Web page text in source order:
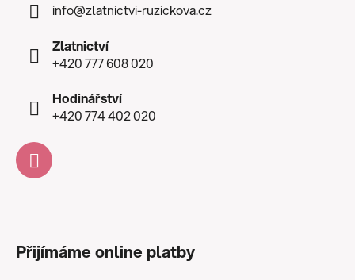
info@zlatnictvi-ruzickova.cz
Zlatnictví
+420 777 608 020
Hodinářství
+420 774 402 020
Přijímáme online platby